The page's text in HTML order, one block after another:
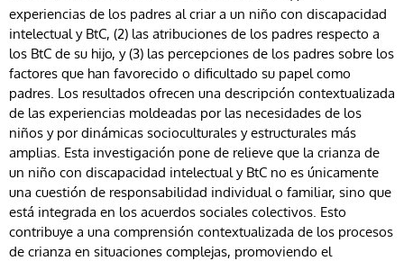
experiencias de los padres al criar a un niño con discapacidad
intelectual y BtC, (2) las atribuciones de los padres respecto a
los BtC de su hijo, y (3) las percepciones de los padres sobre los
factores que han favorecido o dificultado su papel como
padres. Los resultados ofrecen una descripción contextualizada
de las experiencias moldeadas por las necesidades de los
niños y por dinámicas socioculturales y estructurales más
amplias. Esta investigación pone de relieve que la crianza de
un niño con discapacidad intelectual y BtC no es únicamente
una cuestión de responsabilidad individual o familiar, sino que
está integrada en los acuerdos sociales colectivos. Esto
contribuye a una comprensión contextualizada de los procesos
de crianza en situaciones complejas, promoviendo el